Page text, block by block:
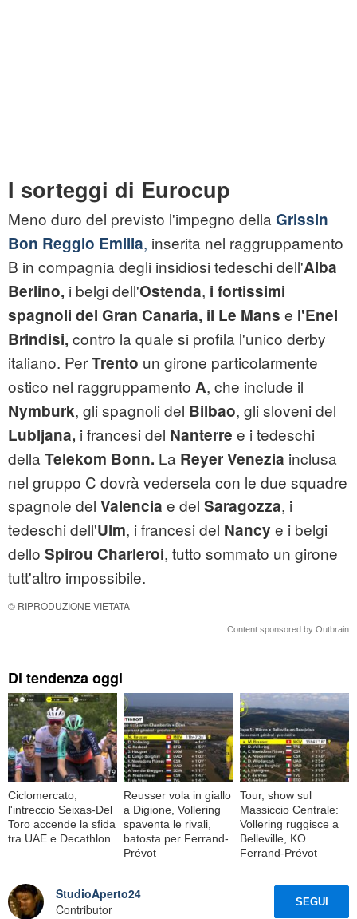
I sorteggi di Eurocup
Meno duro del previsto l'impegno della Grissin
Bon Reggio Emilia, inserita nel raggruppamento
B in compagnia degli insidiosi tedeschi dell'Alba
Berlino, i belgi dell'Ostenda, i fortissimi
spagnoli del Gran Canaria, il Le Mans e l'Enel
Brindisi, contro la quale si profila l'unico derby
italiano. PerTrento un girone particolarmente
ostico nel raggruppamento A, che include il
Nymburk, gli spagnoli del Bilbao, gli sloveni del
Lubljana, i francesi del Nanterre e i tedeschi
della Telekom Bonn. La Reyer Venezia inclusa
nel gruppo C dovrà vedersela con le due squadre
spagnole del Valencia e del Saragozza, i
tedeschi dell'Ulm, i francesi del Nancy e i belgi
dello Spirou Charleroi, tutto sommato un girone
tutt'altro impossibile.
© RIPRODUZIONE VIETATA
Content sponsored by Outbrain
Di tendenza oggi
Ciclomercato,
l'intreccio Seixas-Del
Toro accende la sfida
tra UAE e Decathlon
Reusser vola in giallo
a Digione, Vollering
spaventa le rivali,
batosta per Ferrand-
Prévot
Tour, show sul
Massiccio Centrale:
Vollering ruggisce a
Belleville, KO
Ferrand-Prévot
StudioAperto24
Contributor
SEGUI